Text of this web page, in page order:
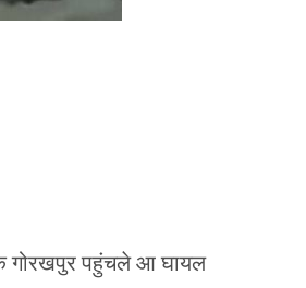
गोरखपुर पहुंचले आ घायल